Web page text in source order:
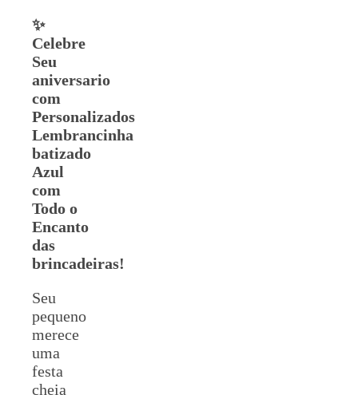
✨
Celebre
Seu
aniversario
com
Personalizados
Lembrancinha
batizado
Azul
com
Todo o
Encanto
das
brincadeiras!
Seu
pequeno
merece
uma
festa
cheia